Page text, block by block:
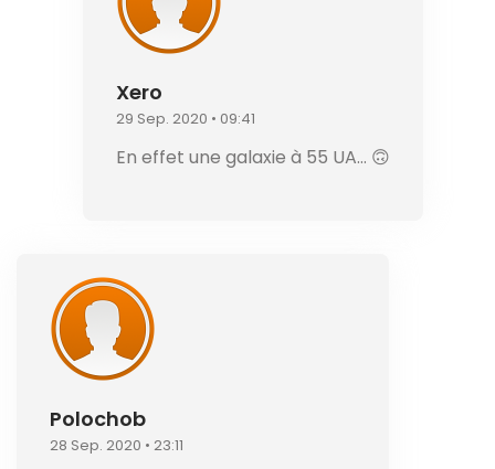
Xero
29 Sep. 2020 • 09:41
En effet une galaxie à 55 UA… 🙃
Polochob
28 Sep. 2020 • 23:11